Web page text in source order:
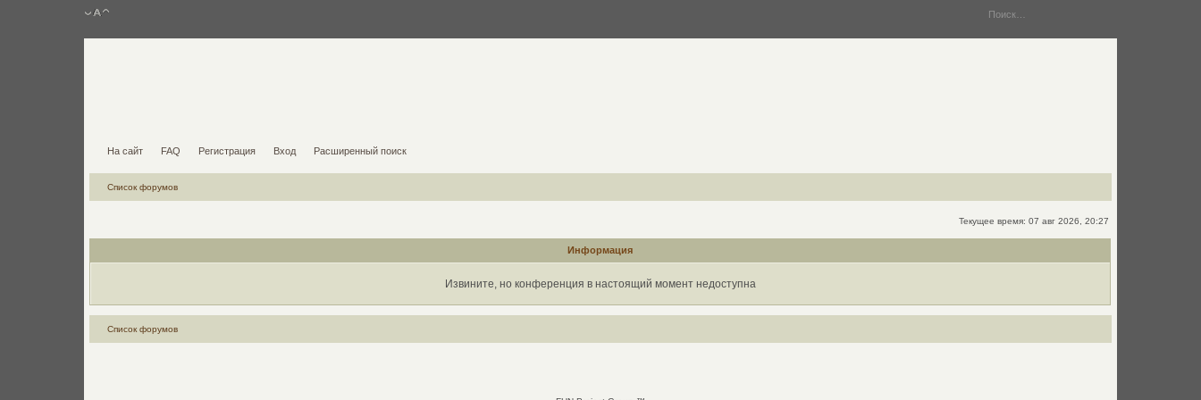
На сайт FAQ Регистрация Вход Расширенный поиск
Список форумов
Текущее время: 07 авг 2026, 20:27
Информация
Извините, но конференция в настоящий момент недоступна
Список форумов